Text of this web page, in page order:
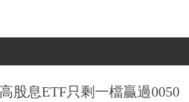
股息ETF只剩一檔贏過0050